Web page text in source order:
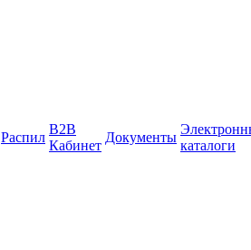
Распил
B2B
Кабинет
Документы
каталоги